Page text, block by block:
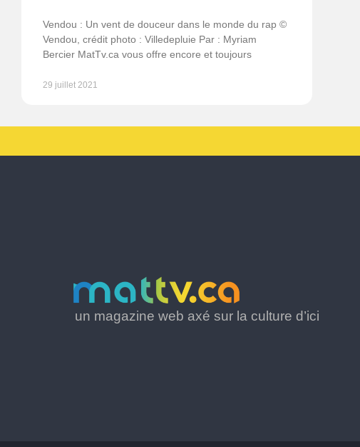
Vendou : Un vent de douceur dans le monde du rap ©
Vendou, crédit photo : Villedepluie Par : Myriam
Bercier MatTv.ca vous offre encore et toujours
29 juillet 2021
un magazine web axé sur la culture d’ici